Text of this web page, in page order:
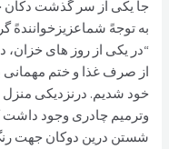
جا یکی از سر گذشت دکان
به توجهً شماعزیزخوانندهً
“در یکی از روز های خزان،
از صرف غذا و ختم مهمانی
خود شدیم. درنزدیکی
وترمیم چادری وجود داشت
شستن درین دوکان جهت